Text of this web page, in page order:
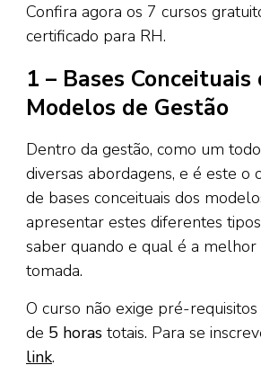
Confira agora os 7 cursos
certificado para RH.
1 – Bases Conceituais
Modelos de Gestão
Dentro da gestão, como um
diversas abordagens, e é este o
de bases conceituais dos
apresentar estes diferentes
saber quando e qual é a melhor
tomada.
O curso não exige pré-
de 5 horas totais. Para se
link.